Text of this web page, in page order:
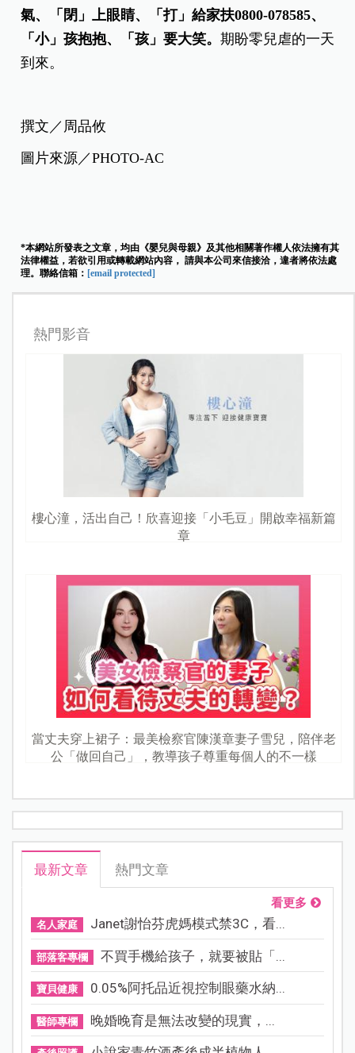
氣、「閉」上眼睛、「打」給家扶0800-078585、
「小」孩抱抱、「孩」要大笑。期盼零兒虐的一天
到來。
撰文／周品攸
圖片來源／PHOTO-AC
*本網站所發表之文章，均由《嬰兒與母親》及其他相關著作權人依法擁有其
法律權益，若欲引用或轉載網站內容， 請與本公司來信接洽，違者將依法處
理。聯絡信箱： [email protected]
熱門影音
樓心潼，活出自己！欣喜迎接「小毛豆」開啟幸福新篇
章
當丈夫穿上裙子：最美檢察官陳漢章妻子雪兒，陪伴老
公「做回自己」，教導孩子尊重每個人的不一樣
最新文章 熱門文章
看更多
名人家庭 Janet謝怡芬虎媽模式禁3C，看...
部落客專欄 不買手機給孩子，就要被貼「...
寶貝健康 0.05%阿托品近視控制眼藥水納...
醫師專欄 晚婚晚育是無法改變的現實，...